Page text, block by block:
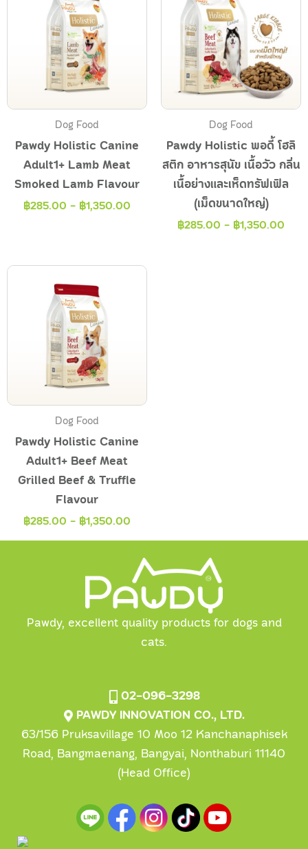
Dog Food
Pawdy Holistic Canine
Adult1+ Lamb Meat
Smoked Lamb Flavour
฿285.00 - ฿1,350.00
Dog Food
Pawdy Holistic พอดี้ โฮลิ
สติก อาหารสุนัข เนื้อวัว กลิ่น
เนื้อย่างและเห็ดทรัฟเฟิล
(เม็ดขนาดใหญ่)
฿285.00 - ฿1,350.00
Dog Food
Pawdy Holistic Canine
Adult1+ Beef Meat
Grilled Beef & Truffle
Flavour
฿285.00 - ฿1,350.00
Pawdy, excellent quality products for dogs and
cats.
02-096-3298
PAWDY INNOVATION CO., LTD.
63/156 Pruksavillage 10 Moo 12 Kanchanaphisek
Road, Bangmaenang, Bangyai, Nonthaburi 11140
(Head Office)